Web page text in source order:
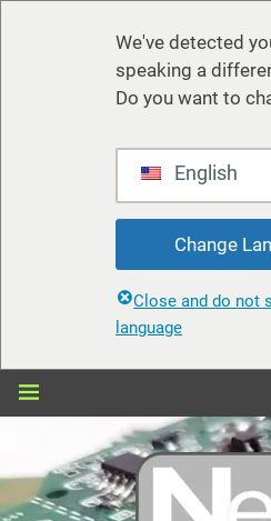
We've detected
speaking a
Do you want to
English
Change
Close and do not
language
Zum